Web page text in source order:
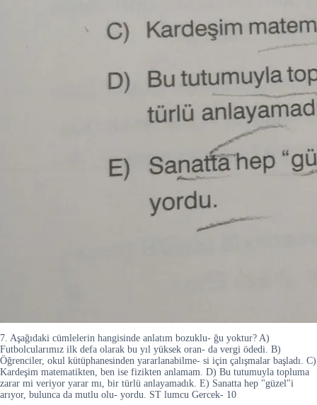
7. Aşağıdaki cümlelerin hangisinde anlatım bozuklu- ğu yoktur? A)
Futbolcularımız ilk defa olarak bu yıl yüksek oran- da vergi ödedi. B)
Öğrenciler, okul kütüphanesinden yararlanabilme- si için çalışmalar başladı. C)
Kardeşim matematikten, ben ise fizikten anlamam. D) Bu tutumuyla topluma
zarar mi veriyor yarar mı, bir türlü anlayamadık. E) Sanatta hep "güzel"i
arıyor, bulunca da mutlu olu- yordu. ST lumcu Gercek- 10